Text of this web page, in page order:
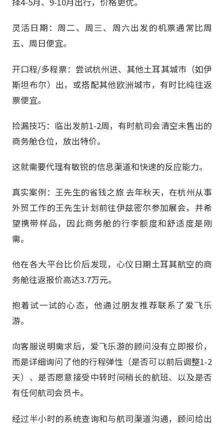
灵活日期：周二、周三、周六出发的机票通常比周
五、周日便宜。
开口程/多程票：尝试杭州进、其他土耳其城市（如伊
斯坦布尔）出，或搭配其他欧洲城市，有时比纯往返
票便宜。
捡漏技巧：临出发前1-2周，有时航司会清空未售出的
商务舱仓位，放出特价。
这就需要代理有敏锐的信息渠道和快速的反应能力。
真实案例：王先生的省钱之旅 去年秋天，在杭州从事
外贸工作的王先生计划前往伊兹密尔参加展会，并希
望携带样品，因此商务舱的行李额度和舒适度是刚
需。
他在各大平台比价后发现，心仪日期土耳其航空的商
务舱往返报价高达3.7万元。
抱着试一试的心态，他通过朋友推荐联系了爱飞乐
游。
向客服说明需求后，爱飞乐游的顾问没有立即报价，
而是详细询问了他的行程弹性（是否可以前后调整1-2
天）、是否愿意接受中转时间稍长的航班、以及是否
有任何航司会员卡。
经过半小时的系统查询和与航司渠道沟通，顾问给出